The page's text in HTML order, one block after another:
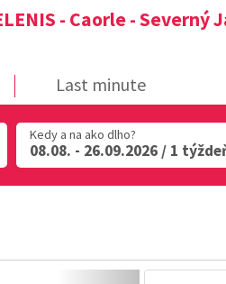
- Caorle - Severný
Last minute
Kedy a na ako dlho?
08.08. - 26.09.2026 / 1